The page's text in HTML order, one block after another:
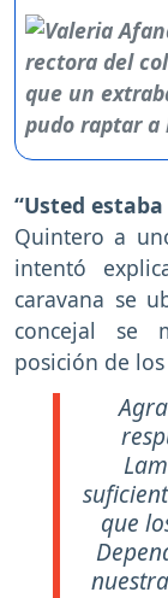
“Usted
Quintero a
intentó
caravana se
concejal se
posición de
que